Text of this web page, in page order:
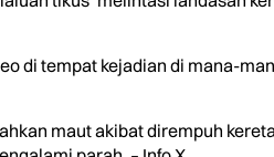
di tempat kejadian di mana-
maut akibat dirempuh